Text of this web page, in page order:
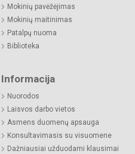
Mokinių pavėžėjimas
Mokinių maitinimas
Patalpų nuoma
Biblioteka
Informacija
Nuorodos
Laisvos darbo vietos
Asmens duomenų apsauga
Konsultavimasis su visuomene
Dažniausiai užduodami klausimai